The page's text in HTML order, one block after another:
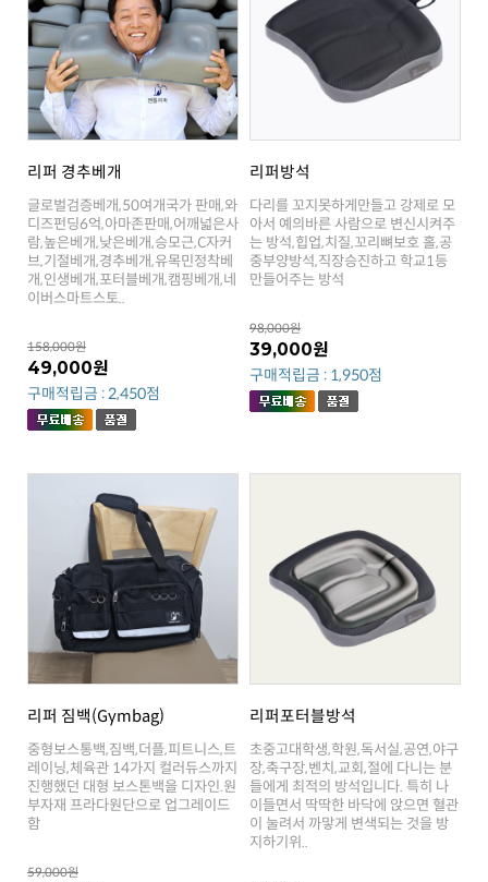
리퍼 경추베개
이버스마트스토..
158,000원
49,000원
구매적립금 : 2,450점
리퍼방석
만들어주는 방석
98,000원
39,000원
구매적립금 : 1,950점
리퍼 짐백(Gymbag)
함
59,000원
리퍼포터블방석
지하기위..